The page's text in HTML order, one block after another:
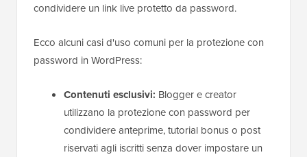
condividere un link live protetto da password.
Ecco alcuni casi d'uso comuni per la protezione con
password in WordPress:
Contenuti esclusivi: Blogger e creator
utilizzano la protezione con password per
condividere anteprime, tutorial bonus o post
riservati agli iscritti senza dover impostare un